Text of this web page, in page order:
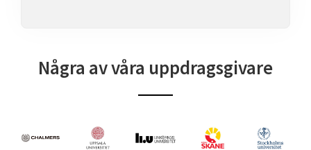
Några av våra uppdragsgivare